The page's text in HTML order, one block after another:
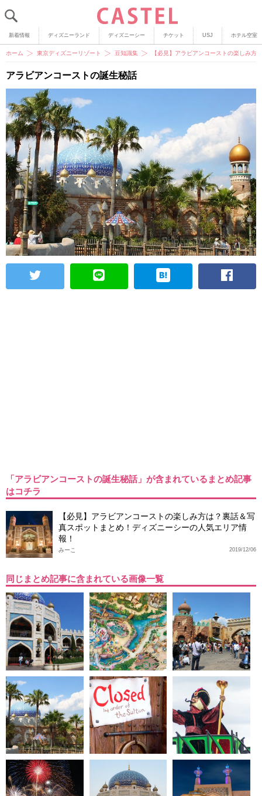
新着情報 ディズニーランド ディズニーシー チケット USJ ホテル空室
ホーム 東京ディズニーリゾート 豆知識集 【必見】アラビアンコーストの楽しみ
アラビアンコーストの誕生秘話
「アラビアンコーストの誕生秘話」が含まれているまとめ記事
はコチラ
【必見】アラビアンコーストの楽しみ方は？裏話＆写
真スポットまとめ！ディズニーシーの人気エリア情
報！
2019/12/06
みーこ
同じまとめ記事に含まれている画像一覧